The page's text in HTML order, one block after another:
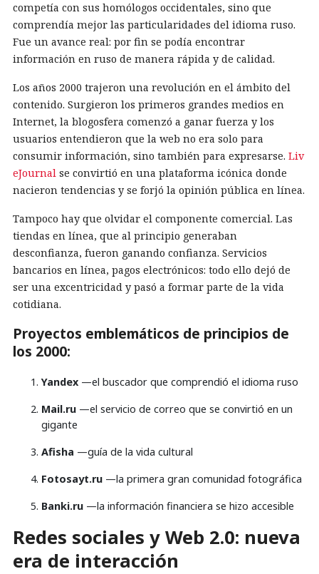
competía con sus homólogos occidentales, sino que
comprendía mejor las particularidades del idioma ruso.
Fue un avance real: por fin se podía encontrar
información en ruso de manera rápida y de calidad.
Los años 2000 trajeron una revolución en el ámbito del
contenido. Surgieron los primeros grandes medios en
Internet, la blogosfera comenzó a ganar fuerza y los
usuarios entendieron que la web no era solo para
consumir información, sino también para expresarse. Liv
eJournal se convirtió en una plataforma icónica donde
nacieron tendencias y se forjó la opinión pública en línea.
Tampoco hay que olvidar el componente comercial. Las
tiendas en línea, que al principio generaban
desconfianza, fueron ganando confianza. Servicios
bancarios en línea, pagos electrónicos: todo ello dejó de
ser una excentricidad y pasó a formar parte de la vida
cotidiana.
Proyectos emblemáticos de principios de
los 2000:
Yandex —el buscador que comprendió el idioma ruso
Mail.ru —el servicio de correo que se convirtió en un
gigante
Afisha —guía de la vida cultural
Fotosayt.ru —la primera gran comunidad fotográfica
Banki.ru —la información financiera se hizo accesible
Redes sociales y Web 2.0: nueva
era de interacción